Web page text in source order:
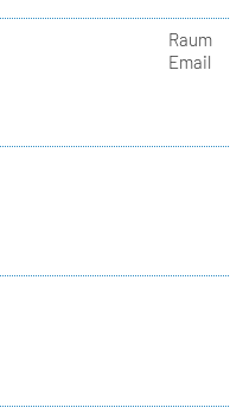
Raum
Email